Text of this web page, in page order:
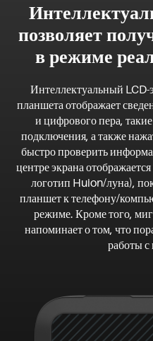
позволяет
в режиме
Интеллектуальный LCD-
планшета отображает
и цифрового пера,
подключения, а также
быстро проверить
центре экрана
логотип Huion/луна),
планшет к телефону/
режиме. Кроме того,
напоминает о том, что
работы